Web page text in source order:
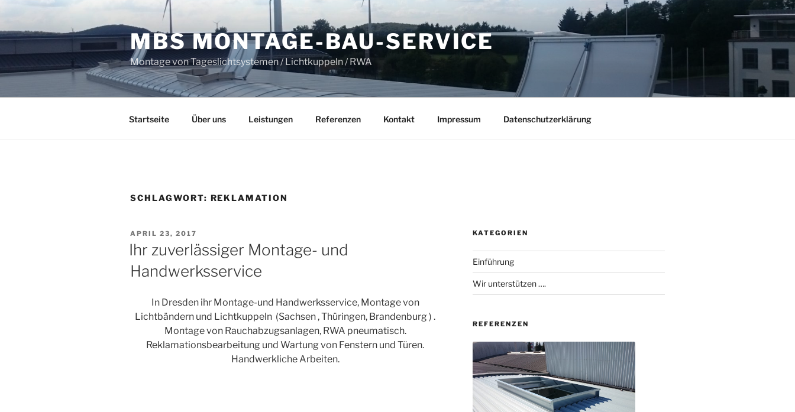
springen
MBS MONTAGE-BAU-SERVICE
Montage von Tageslichtsystemen / Lichtkuppeln / RWA
Startseite Über uns Leistungen Referenzen Kontakt Impressum Datenschutzerklärung
SCHLAGWORT: REKLAMATION
VERÖFFENTLICHT
AM
APRIL 23, 2017
Ihr zuverlässiger Montage- und
Handwerksservice
In Dresden ihr Montage-und Handwerksservice, Montage von
Lichtbändern und Lichtkuppeln (Sachsen , Thüringen, Brandenburg ) .
Montage von Rauchabzugsanlagen, RWA pneumatisch.
Reklamationsbearbeitung und Wartung von Fenstern und Türen.
Handwerkliche Arbeiten.
KATEGORIEN
Einführung
Wir unterstützen ….
REFERENZEN